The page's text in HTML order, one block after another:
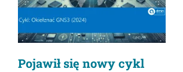
Pojawił się nowy cykl